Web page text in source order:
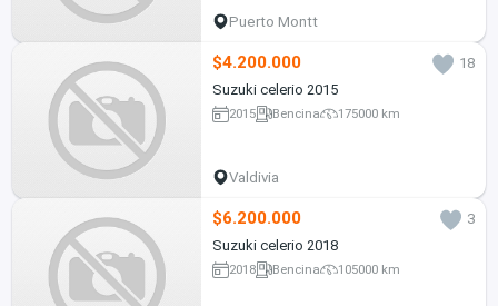
Puerto Montt
$4.200.000
18
Suzuki celerio 2015
2015 Bencina 175000 km
Valdivia
$6.200.000
3
Suzuki celerio 2018
2018 Bencina 105000 km